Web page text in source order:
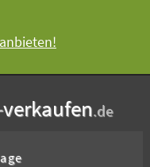
verkaufen.de